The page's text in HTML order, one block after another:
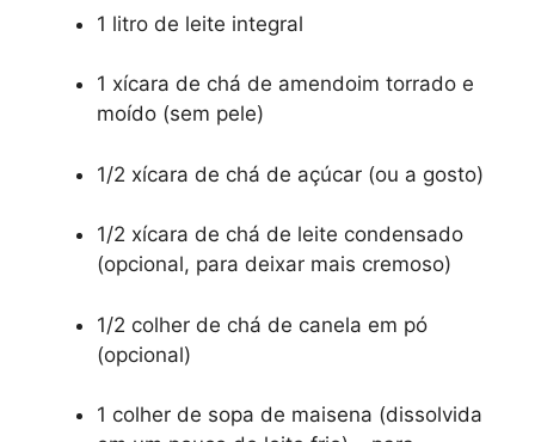
1 litro de leite integral
1 xícara de chá de amendoim torrado e
moído (sem pele)
1/2 xícara de chá de açúcar (ou a gosto)
1/2 xícara de chá de leite condensado
(opcional, para deixar mais cremoso)
1/2 colher de chá de canela em pó
(opcional)
1 colher de sopa de maisena (dissolvida